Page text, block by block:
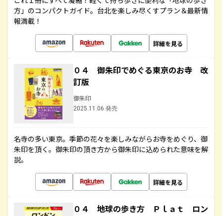
方」のコンパクトガイド。台北を楽しみ尽くすプラン＆最新情
報満載！
詳細を見る
０４ 御朱印でめぐる東京のお寺 改
訂版
御朱印
2025.11.06 発売
名寺の多い東京。季節の花々を楽しみながらお寺をめぐり、御
朱印を頂く。御朱印の頂き方から御朱印に込められた意味を解
説。
詳細を見る
０４ 地球の歩き方 Ｐｌａｔ ロン